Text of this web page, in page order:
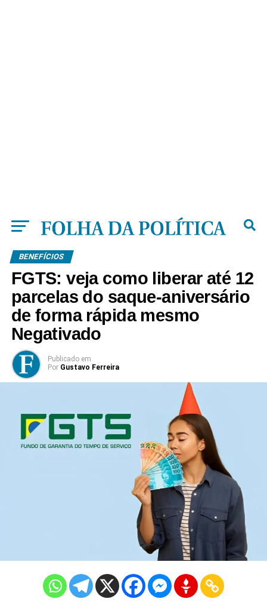
BENEFÍCIOS
FGTS: veja como liberar até 12
parcelas do saque-aniversário
de forma rápida mesmo
Negativado
Publicado em
Por Gustavo Ferreira